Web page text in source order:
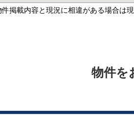
掲載内容と現況に相違がある場合は現
物件を